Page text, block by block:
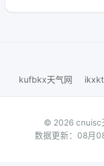
kufbkx天气网
© 2026 cnuisc
数据更新：08月